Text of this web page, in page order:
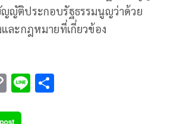
ญัติประกอบรัฐธรรมนูญว่าด้วย
และกฎหมายที่เกี่ยวข้อง
C Li